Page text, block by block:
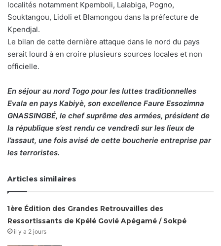
localités notamment Kpemboli, Lalabiga, Pogno,
Souktangou, Lidoli et Blamongou dans la préfecture de
Kpendjal.
Le bilan de cette dernière attaque dans le nord du pays
serait lourd à en croire plusieurs sources locales et non
officielle.
En séjour au nord Togo pour les luttes traditionnelles
Evala en pays Kabiyè, son excellence Faure Essozimna
GNASSINGBÉ, le chef suprême des armées, président de
la république s’est rendu ce vendredi sur les lieux de
l’assaut, une fois avisé de cette boucherie entreprise par
les terroristes.
Articles similaires
1ère Édition des Grandes Retrouvailles des
Ressortissants de Kpélé Govié Apégamé / Sokpé
il y a 2 jours